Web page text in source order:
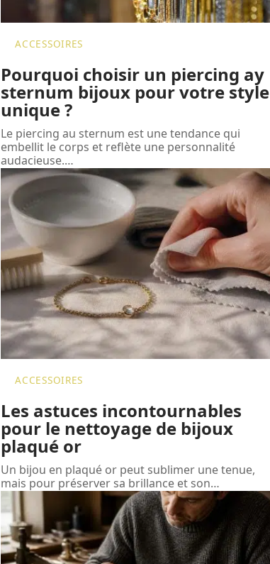
ACCESSOIRES
Pourquoi choisir un piercing ay
sternum bijoux pour votre style
unique ?
Le piercing au sternum est une tendance qui
embellit le corps et reflète une personnalité
audacieuse.…
ACCESSOIRES
Les astuces incontournables
pour le nettoyage de bijoux
plaqué or
Un bijou en plaqué or peut sublimer une tenue,
mais pour préserver sa brillance et son…